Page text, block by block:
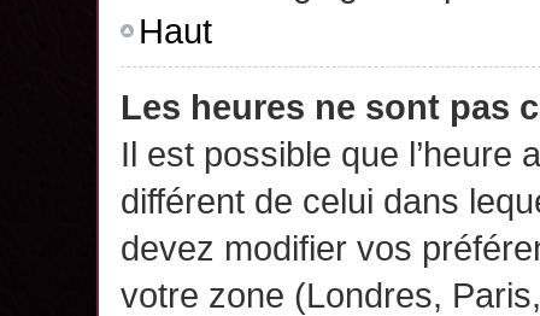
Haut
Les heures ne sont pas
Il est possible que l’heure
différent de celui dans
devez modifier vos
votre zone (Londres,